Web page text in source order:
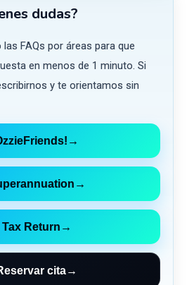
dudas?
FAQs por áreas para que
en menos de 1 minuto. Si
y te orientamos sin
→
→
Tax Return →
cita→